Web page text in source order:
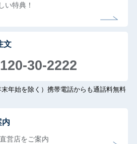
い特典！
文
30-2222
年始を除く）携帯電話からも通話料無料
内
営店をご案内